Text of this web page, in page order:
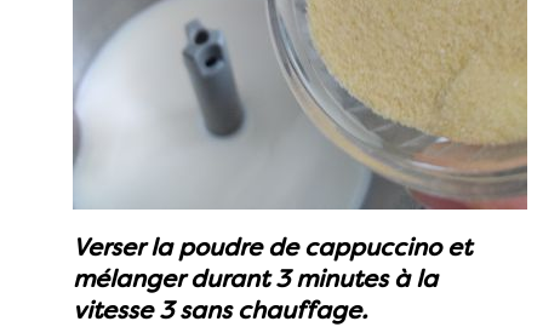
Verser la poudre de cappuccino et
mélanger durant 3 minutes à la
vitesse 3 sans chauffage.